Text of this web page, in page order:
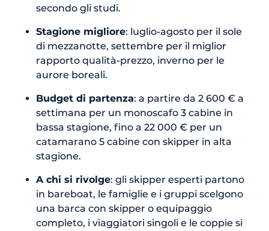
secondo gli studi.
Stagione migliore: luglio-agosto per il sole
di mezzanotte, settembre per il miglior
rapporto qualità-prezzo, inverno per le
aurore boreali.
Budget di partenza: a partire da 2 600 € a
settimana per un monoscafo 3 cabine in
bassa stagione, fino a 22 000 € per un
catamarano 5 cabine con skipper in alta
stagione.
A chi si rivolge: gli skipper esperti partono
in bareboat, le famiglie e i gruppi scelgono
una barca con skipper o equipaggio
completo, i viaggiatori singoli e le coppie si